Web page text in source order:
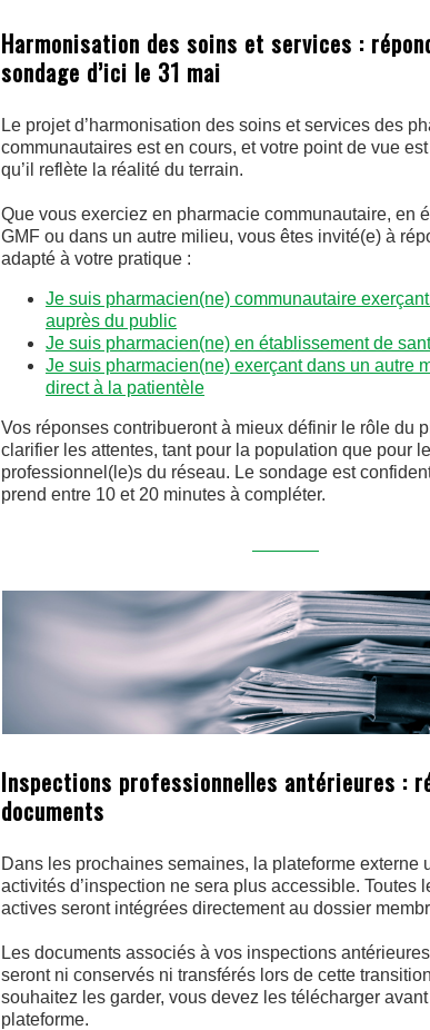
Harmonisation des soins et services :
sondage d’ici le 31 mai
Le projet d’harmonisation des soins et services des
communautaires est en cours, et votre point de vue
qu’il reflète la réalité du terrain.
Que vous exerciez en pharmacie communautaire, en
GMF ou dans un autre milieu, vous êtes invité(e) à
adapté à votre pratique :
Je suis pharmacien(ne) communautaire
auprès du public
Je suis pharmacien(ne) en établissement de
Je suis pharmacien(ne) exerçant dans un autre
direct à la patientèle
Vos réponses contribueront à mieux définir le rôle du
clarifier les attentes, tant pour la population que pour
professionnel(le)s du réseau. Le sondage est
prend entre 10 et 20 minutes à compléter.
Inspections professionnelles antérieures :
documents
Dans les prochaines semaines, la plateforme externe
activités d’inspection ne sera plus accessible. Toutes
actives seront intégrées directement au dossier
Les documents associés à vos inspections
seront ni conservés ni transférés lors de cette
souhaitez les garder, vous devez les télécharger
plateforme.